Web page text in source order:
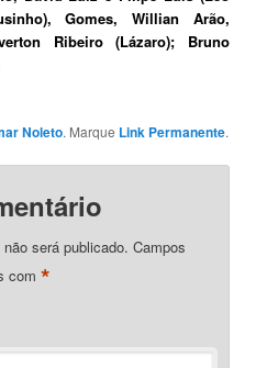
Gomes, Willian Arão,
Ribeiro (Lázaro); Bruno
Noleto. Marque Link Permanente.
será publicado. Campos
com*